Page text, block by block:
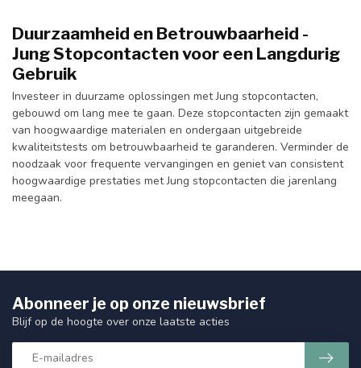
Duurzaamheid en Betrouwbaarheid -
Jung Stopcontacten voor een Langdurig
Gebruik
Investeer in duurzame oplossingen met Jung stopcontacten,
gebouwd om lang mee te gaan. Deze stopcontacten zijn gemaakt
van hoogwaardige materialen en ondergaan uitgebreide
kwaliteitstests om betrouwbaarheid te garanderen. Verminder de
noodzaak voor frequente vervangingen en geniet van consistent
hoogwaardige prestaties met Jung stopcontacten die jarenlang
meegaan.
Abonneer je op onze nieuwsbrief
Blijf op de hoogte over onze laatste acties